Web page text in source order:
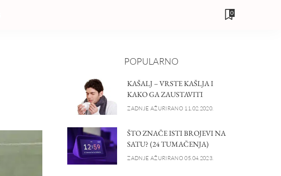
0
POPULARNO
KAŠALJ – VRSTE KAŠLJA I
KAKO GA ZAUSTAVITI
ZADNJE AŽURIRANO 11.02.2020.
ŠTO ZNAČE ISTI BROJEVI NA
SATU? (24 TUMAČENJA)
ZADNJE AŽURIRANO 05.04.2023.